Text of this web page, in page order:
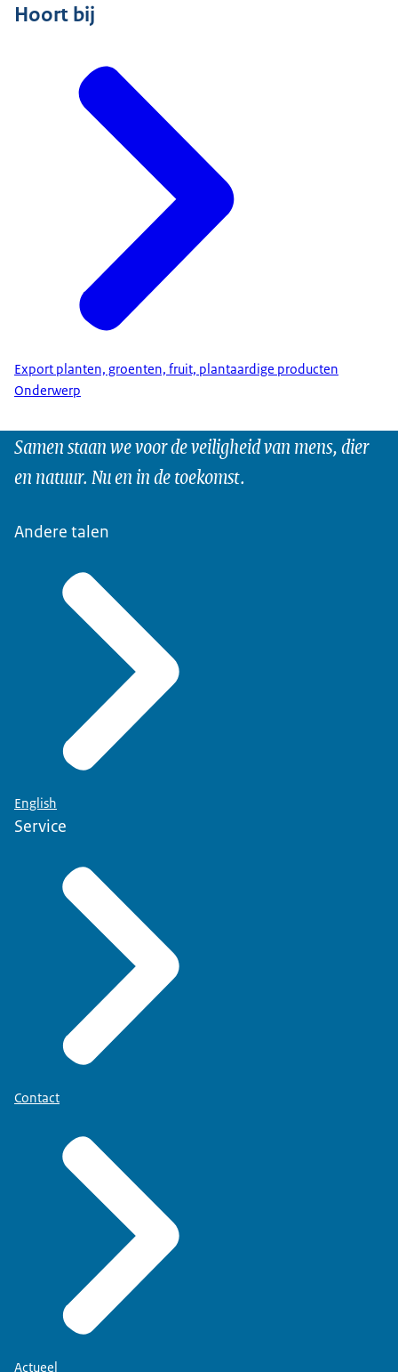
Hoort bij
Export planten, groenten, fruit, plantaardige producten
Onderwerp
Samen staan we voor de veiligheid van mens, dier
en natuur. Nu en in de toekomst.
Andere talen
English
Service
Contact
Actueel